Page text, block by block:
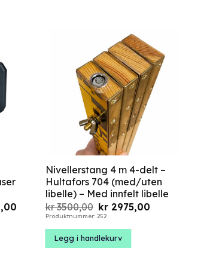
Nåværende
kr 22400,00.
Nivellerstang 4 m 4-delt –
Hultafors 704 (med/uten
libelle) – Med innfelt libelle
kr3500,00 Opprinnelig
pris
kr 3500,00.
kr 2975,00
Produktnummer: 252
Legg i handlekurv